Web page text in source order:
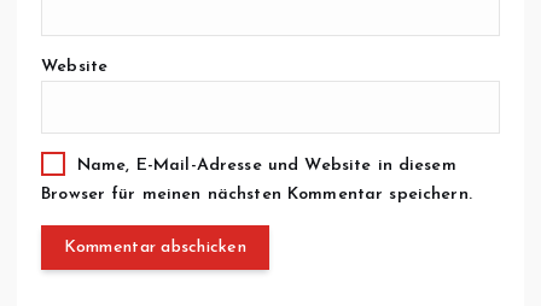
Website
Name, E-Mail-Adresse und Website in diesem
Browser für meinen nächsten Kommentar speichern.